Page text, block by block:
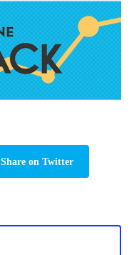
Share on Twitter